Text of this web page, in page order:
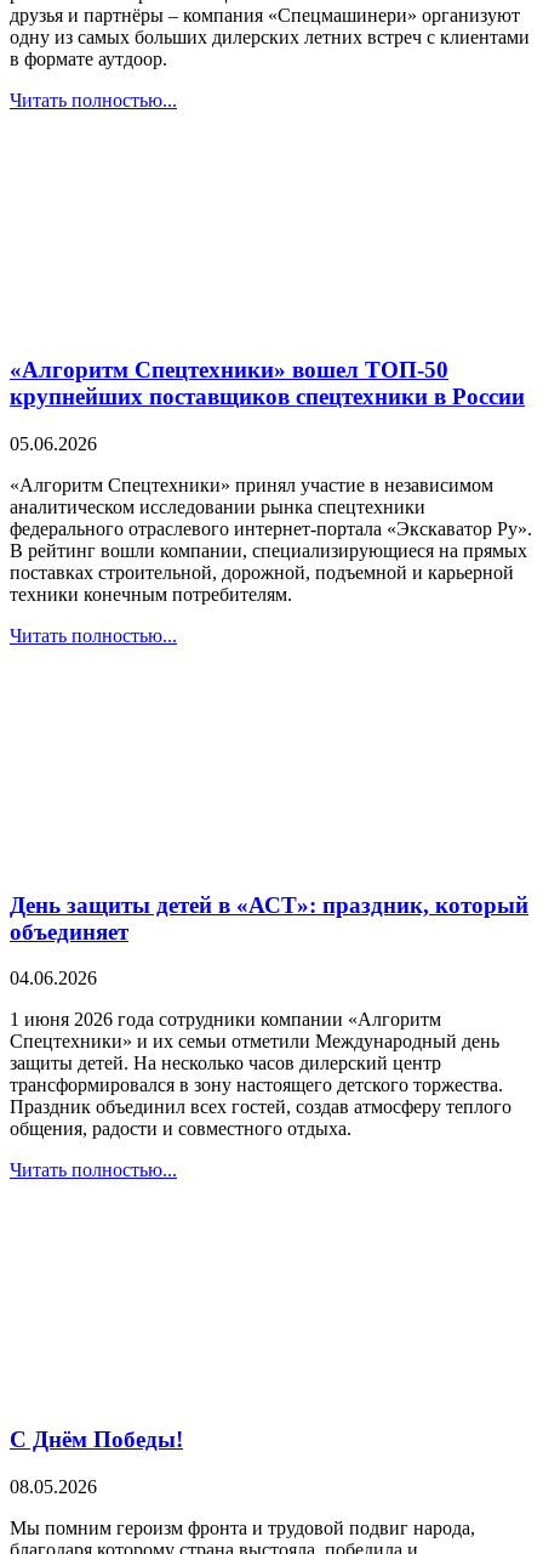
друзья и партнёры – компания «Спецмашинери» организуют
одну из самых больших дилерских летних встреч с клиентами
в формате аутдоор.
Читать полностью...
«Алгоритм Спецтехники» вошел ТОП-50
крупнейших поставщиков спецтехники в России
05.06.2026
«Алгоритм Спецтехники» принял участие в независимом
аналитическом исследовании рынка спецтехники
федерального отраслевого интернет-портала «Экскаватор Ру».
В рейтинг вошли компании, специализирующиеся на прямых
поставках строительной, дорожной, подъемной и карьерной
техники конечным потребителям.
Читать полностью...
День защиты детей в «АСТ»: праздник, который
объединяет
04.06.2026
1 июня 2026 года сотрудники компании «Алгоритм
Спецтехники» и их семьи отметили Международный день
защиты детей. На несколько часов дилерский центр
трансформировался в зону настоящего детского торжества.
Праздник объединил всех гостей, создав атмосферу теплого
общения, радости и совместного отдыха.
Читать полностью...
С Днём Победы!
08.05.2026
Мы помним героизм фронта и трудовой подвиг народа,
благодаря которому страна выстояла, победила и